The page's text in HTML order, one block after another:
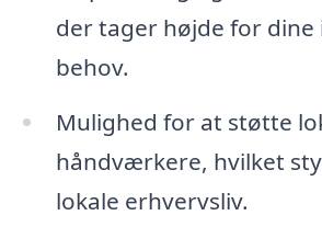
der tager højde for dine
behov.
Mulighed for at støtte
håndværkere, hvilket
lokale erhvervsliv.